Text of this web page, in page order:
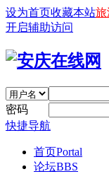
设为首页收藏本站旅
开启辅助访问
密码
快捷导航
首页Portal
论坛BBS